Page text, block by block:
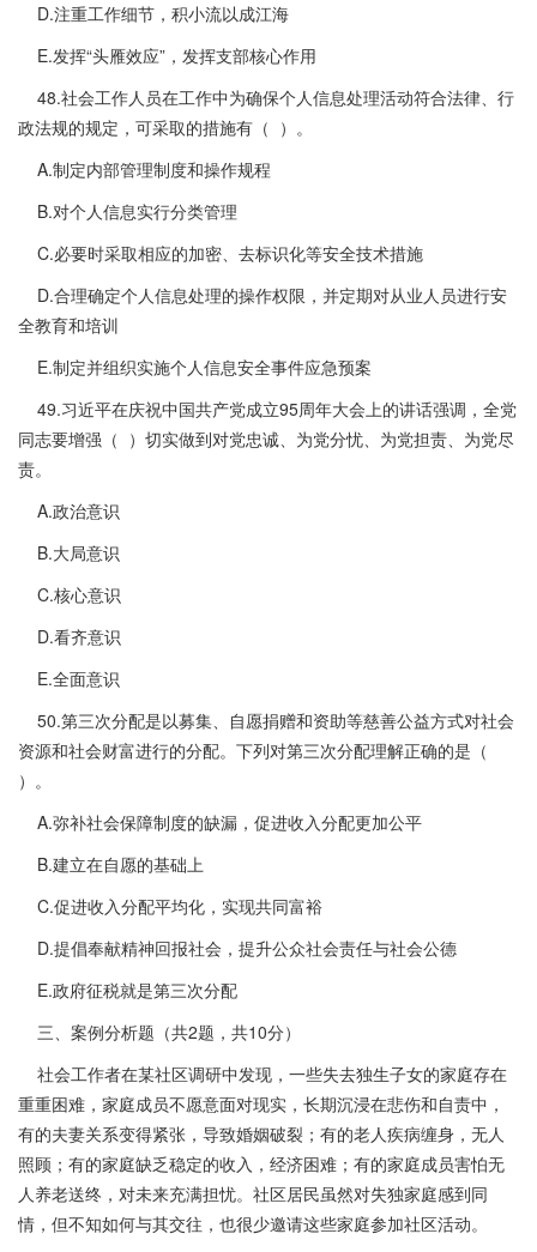
D.注重工作细节，积小流以成江海
E.发挥“头雁效应”，发挥支部核心作用
48.社会工作人员在工作中为确保个人信息处理活动符合法律、行
政法规的规定，可采取的措施有（ ）。
A.制定内部管理制度和操作规程
B.对个人信息实行分类管理
C.必要时采取相应的加密、去标识化等安全技术措施
D.合理确定个人信息处理的操作权限，并定期对从业人员进行安
全教育和培训
E.制定并组织实施个人信息安全事件应急预案
49.习近平在庆祝中国共产党成立95周年大会上的讲话强调，全党
同志要增强（ ）切实做到对党忠诚、为党分忧、为党担责、为党尽
责。
A.政治意识
B.大局意识
C.核心意识
D.看齐意识
E.全面意识
50.第三次分配是以募集、自愿捐赠和资助等慈善公益方式对社会
资源和社会财富进行的分配。下列对第三次分配理解正确的是（
）。
A.弥补社会保障制度的缺漏，促进收入分配更加公平
B.建立在自愿的基础上
C.促进收入分配平均化，实现共同富裕
D.提倡奉献精神回报社会，提升公众社会责任与社会公德
E.政府征税就是第三次分配
三、案例分析题（共2题，共10分）
社会工作者在某社区调研中发现，一些失去独生子女的家庭存在
重重困难，家庭成员不愿意面对现实，长期沉浸在悲伤和自责中，
有的夫妻关系变得紧张，导致婚姻破裂；有的老人疾病缠身，无人
照顾；有的家庭缺乏稳定的收入，经济困难；有的家庭成员害怕无
人养老送终，对未来充满担忧。社区居民虽然对失独家庭感到同
情，但不知如何与其交往，也很少邀请这些家庭参加社区活动。